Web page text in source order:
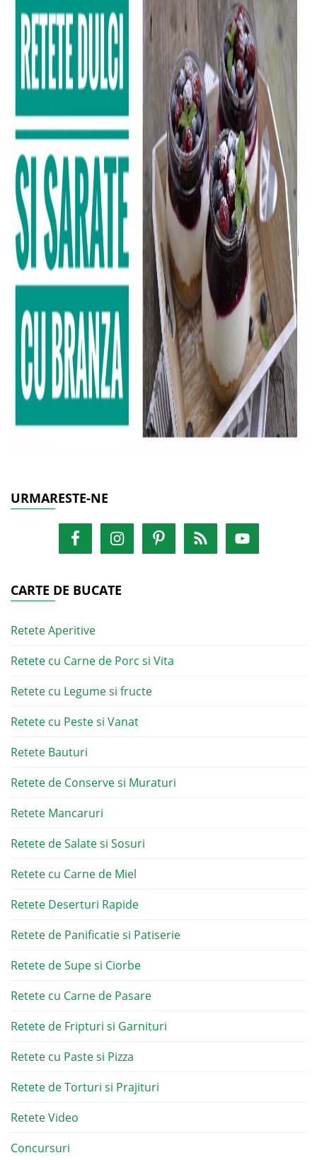
URMARESTE-NE
CARTE DE BUCATE
Retete Aperitive
Retete cu Carne de Porc si Vita
Retete cu Legume si fructe
Retete cu Peste si Vanat
Retete Bauturi
Retete de Conserve si Muraturi
Retete Mancaruri
Retete de Salate si Sosuri
Retete cu Carne de Miel
Retete Deserturi Rapide
Retete de Panificatie si Patiserie
Retete de Supe si Ciorbe
Retete cu Carne de Pasare
Retete de Fripturi si Garnituri
Retete cu Paste si Pizza
Retete de Torturi si Prajituri
Retete Video
Concursuri